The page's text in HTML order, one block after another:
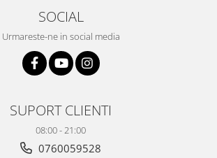
SOCIAL
Urmareste-ne in social media
SUPORT CLIENTI
08:00 - 21:00
0760059528